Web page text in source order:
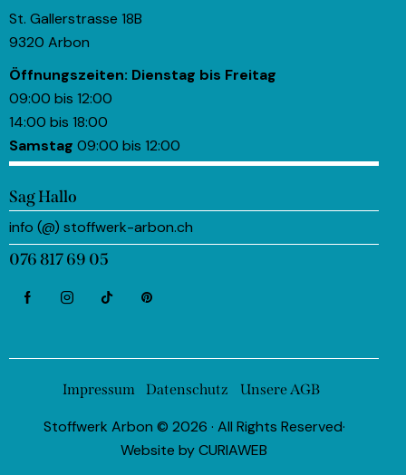
St. Gallerstrasse 18B
9320 Arbon
Öffnungszeiten: Dienstag bis Freitag
09:00 bis 12:00
14:00 bis 18:00
Samstag 09:00 bis 12:00
Sag Hallo
info (@) stoffwerk-arbon.ch
076 817 69 05
Impressum Datenschutz Unsere AGB
Stoffwerk Arbon © 2026 · All Rights Reserved·
Website byCURIAWEB